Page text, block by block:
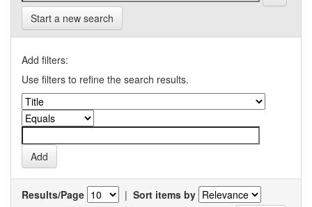
Start a new search
Add filters:
Use filters to refine the search results.
Results/Page | Sort items by